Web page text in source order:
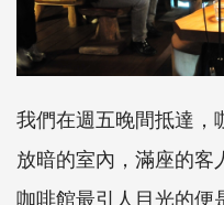
我們在週五晚間抵達，
放暗的室內，滿座的客
咖啡館最引人目光的便